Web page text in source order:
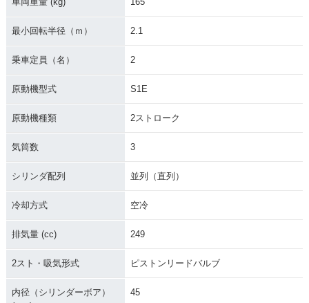
最小回転半径（ｍ） 2.1
乗車定員（名） 2
原動機型式 S1E
原動機種類 2ストローク
気筒数 3
シリンダ配列 並列（直列）
冷却方式 空冷
排気量 (cc) 249
2スト・吸気形式 ピストンリードバルブ
内径（シリンダーボア）
45